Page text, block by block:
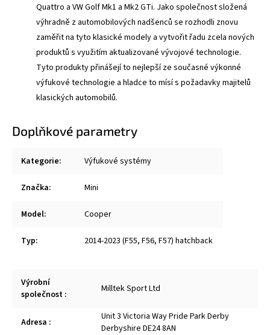
Quattro a VW Golf Mk1 a Mk2 GTi. Jako společnost složená
výhradně z automobilových nadšenců se rozhodli znovu
zaměřit na tyto klasické modely a vytvořit řadu zcela nových
produktů s využitím aktualizované vývojové technologie.
Tyto produkty přinášejí to nejlepší ze současné výkonné
výfukové technologie a hladce to mísí s požadavky majitelů
klasických automobilů.
Doplňkové parametry
Kategorie: Výfukové systémy
Značka: Mini
Model: Cooper
Typ: 2014-2023 (F55, F56, F57) hatchback
Výrobní
společnost : Milltek Sport Ltd
Adresa :
Unit 3 Victoria Way Pride Park Derby
Derbyshire DE24 8AN